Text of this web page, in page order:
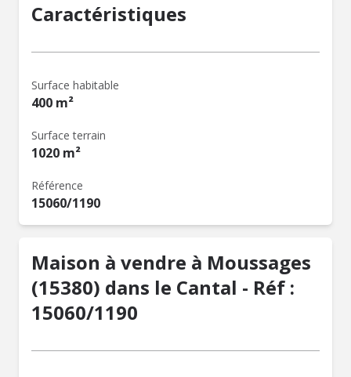
Caractéristiques
Surface habitable
400 m²
Surface terrain
1020 m²
Référence
15060/1190
Maison à vendre à Moussages
(15380) dans le Cantal - Réf :
15060/1190